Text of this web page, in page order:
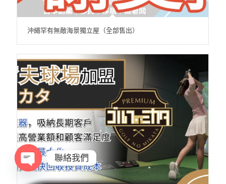
沖繩罕有無敵海景獨立屋（全部售出）
聯絡我們
chaty